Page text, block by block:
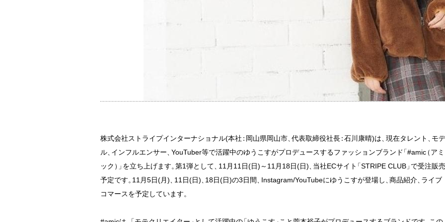
株式会社ストライプインターナショナル(本社：岡山県岡山市、代表取締役社長：石川康晴)は 、
現在タレント 、モデ
ル 、インフルエンサー 、
YouTuber等で活躍中のゆうこすがプロデュースするファッションブランド「#amic（アミ
ック ）」を立ち上げます。第1弾として 、11月11日(日)～11月18日(日) 、当社ECサイト「STRIPE CLUB 」で受注販売
予定です。11月5日(月) 、11日(日) 、18日(日)の3日間 、Instagram/YouTubeにゆうこすが登場し 、
商品紹介 、
ライブ
コマースを予定しています。